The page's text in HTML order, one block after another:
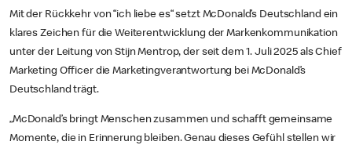
Mit der Rückkehr von “ich liebe es“ setzt McDonald’s Deutschland ein
klares Zeichen für die Weiterentwicklung der Markenkommunikation
unter der Leitung von Stijn Mentrop, der seit dem 1. Juli 2025 als Chief
Marketing Officer die Marketingverantwortung bei McDonald’s
Deutschland trägt.
„McDonald’s bringt Menschen zusammen und schafft gemeinsame
Momente, die in Erinnerung bleiben. Genau dieses Gefühl stellen wir